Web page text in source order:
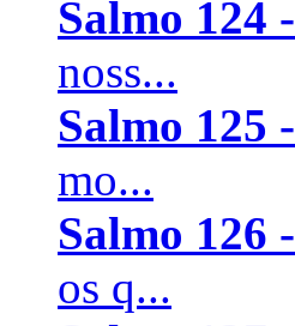
Salmo 124 -
noss...
Salmo 125 -
mo...
Salmo 126 -
os q...